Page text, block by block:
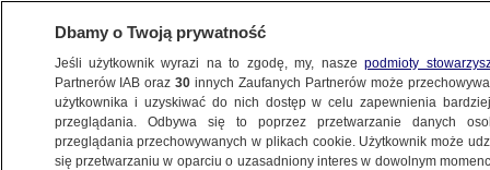
BIZNES
Z KRAJU
Dbamy o Twoją prywatność
Jeśli użytkownik wyrazi na to zgodę, my, naszepodmioty
Partnerów IAB oraz30 innych Zaufanych Partnerów może
użytkownika i uzyskiwać do nich dostęp w celu zapewnienia
przeglądania. Odbywa się to poprzez przetwarzanie danych
przeglądania przechowywanych w plikach cookie. Użytkownik może
się przetwarzaniu w oparciu o uzasadniony interes w dowolnym